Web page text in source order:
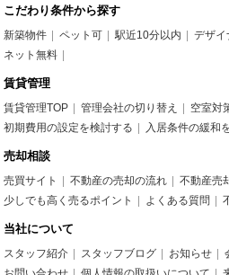
こだわり条件から探す
新築物件 ペット可 駅近10分以内 デザイ
ネット無料
賃貸管理
賃貸管理TOP 管理会社の切り替え
空室対
初期費用の設定を検討する
入居条件の緩和
売却相談
売買サイト 不動産の売却の流れ
不動産売
少しでも高く売るポイント
よくある質問
当社について
スタッフ紹介 スタッフブログ お知らせ